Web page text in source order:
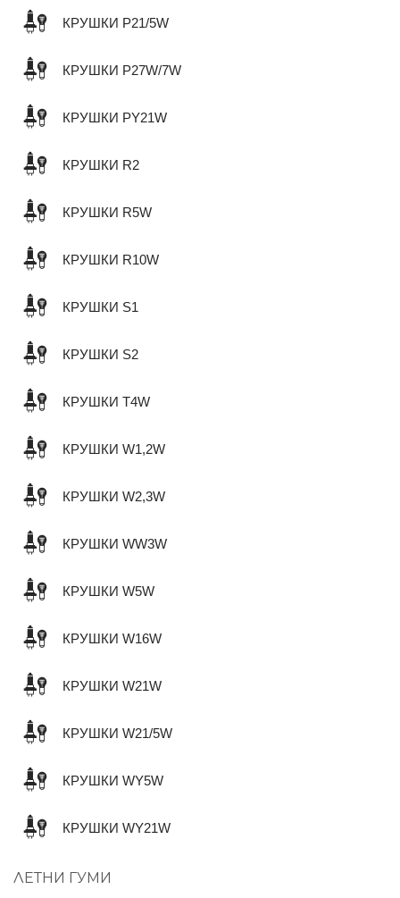
КРУШКИ P21/5W
КРУШКИ P27W/7W
КРУШКИ PY21W
КРУШКИ R2
КРУШКИ R5W
КРУШКИ R10W
КРУШКИ S1
КРУШКИ S2
КРУШКИ T4W
КРУШКИ W1,2W
КРУШКИ W2,3W
КРУШКИ WW3W
КРУШКИ W5W
КРУШКИ W16W
КРУШКИ W21W
КРУШКИ W21/5W
КРУШКИ WY5W
КРУШКИ WY21W
ЛЕТНИ ГУМИ